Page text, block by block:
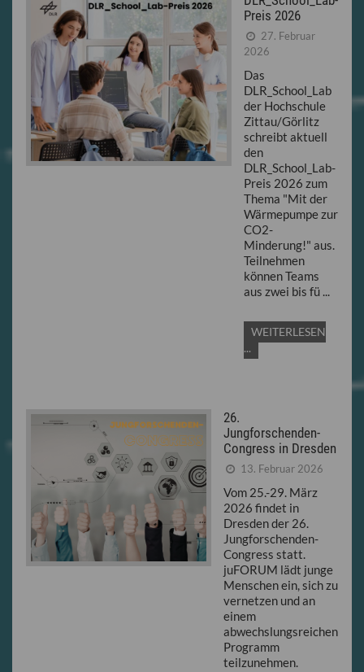
Preis 2026
27. Februar
2026
Das
DLR_School_Lab
der Hochschule
Zittau/Görlitz
schreibt aktuell
den
DLR_School_Lab-
Preis 2026 zum
Thema "Mit der
Wärmepumpe zur
CO2-
Minderung!" aus.
Teilnehmen
können Teams
aus zwei bis fü ...
WEITERLESEN
...
26.
Jungforschenden-
Congress in Dresden
13. Februar 2026
Vom 25.-29. März
2026 findet in
Dresden der 26.
Jungforschenden-
Congress statt.
juFORUM lädt junge
Menschen ein, sich zu
vernetzen und an
einem
abwechslungsreichen
Programm
teilzunehmen.